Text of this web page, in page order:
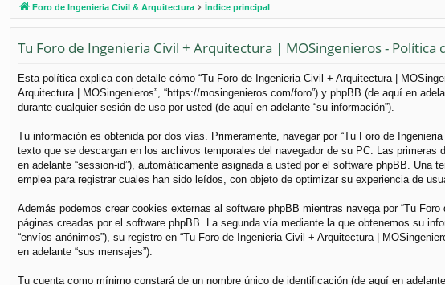
es
rá
pi
d
Foro de Ingenieria Civil & Arquitectura Índice principal
Tu Foro de Ingenieria Civil + Arquitectura | MOSingenieros - Política
Esta política explica con detalle cómo “Tu Foro de Ingenieria Civil + Arquitectura |
Arquitectura | MOSingenieros”, “https://mosingenieros.com/foro”) y phpBB (de aquí en
durante cualquier sesión de uso por usted (de aquí en adelante “su información”).
Tu información es obtenida por dos vías. Primeramente, navegar por “Tu Foro de
texto que se descargan en los archivos temporales del navegador de su PC. Las
en adelante “session-id”), automáticamente asignada a usted por el software phpBB.
emplea para registrar cuales han sido leídos, con objeto de optimizar su experiencia de
Además podemos crear cookies externas al software phpBB mientras navega por “Tu
páginas creadas por el software phpBB. La segunda vía mediante la que obtenemos su
“envíos anónimos”), su registro en “Tu Foro de Ingenieria Civil + Arquitectura |
en adelante “sus mensajes”).
Tu cuenta como mínimo constará de un nombre único de identificación (de aquí en